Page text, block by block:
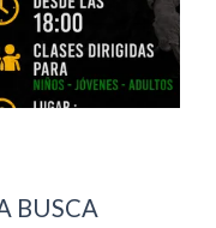
BUSCA